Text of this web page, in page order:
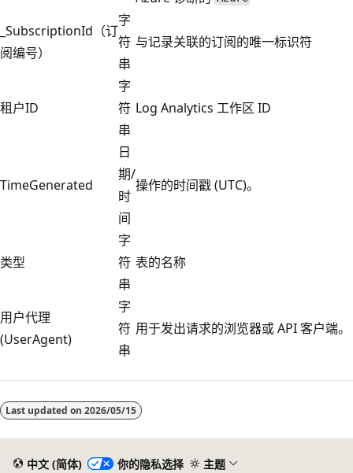
_SubscriptionId（订
阅编号）
字
符
串
与记录关联的订阅的唯一标识符
租户ID
字
符
串
Log Analytics 工作区 ID
TimeGenerated
日
期/
时
间
操作的时间戳 (UTC)。
类型
字
符
串
表的名称
用户代理
(UserAgent)
字
符
串
用于发出请求的浏览器或 API 客户端。
模
式
Last updated on 2026/05/15
中文 (简体) 你的隐私选择 主题